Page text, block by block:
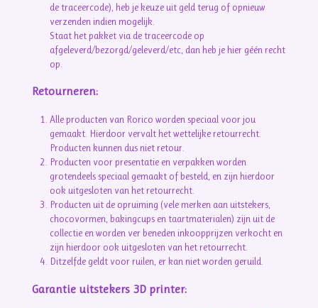
de traceercode), heb je keuze uit geld terug of opnieuw
verzenden indien mogelijk.
Staat het pakket via de traceercode op
afgeleverd/bezorgd/geleverd/etc, dan heb je hier géén recht
op.
Retourneren:
Alle producten van Rorico worden speciaal voor jou
gemaakt. Hierdoor vervalt het wettelijke retourrecht.
Producten kunnen dus niet retour.
Producten voor presentatie en verpakken worden
grotendeels speciaal gemaakt of besteld, en zijn hierdoor
ook uitgesloten van het retourrecht.
Producten uit de opruiming (vele merken aan uitstekers,
chocovormen, bakingcups en taartmaterialen) zijn uit de
collectie en worden ver beneden inkoopprijzen verkocht en
zijn hierdoor ook uitgesloten van het retourrecht.
Ditzelfde geldt voor ruilen, er kan niet worden geruild.
Garantie uitstekers 3D printer: